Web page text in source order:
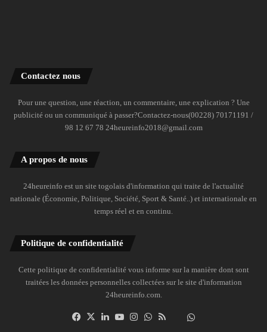
Contactez nous
Pour une question, une réaction, un commentaire, une explication ? Une
publicité ou un communiqué à passer?Contactez-nous(00228) 70171191 /
98 12 67 78 24heureinfo2018@gmail.com
A propos de nous
24heureinfo est un site togolais d'information qui traite de l'actualité
nationale (Économie, Politique, Société, Sport & Santé..) et internationale en
temps réel et en continu.
Politique de confidentialité
Cette politique de confidentialité vous informe sur la manière dont sont
traitées les données personnelles collectées sur le site d'information
24heureinfo.com.
Facebook
X LinkedinYouTubeInstagramWhatsAppDailymotion